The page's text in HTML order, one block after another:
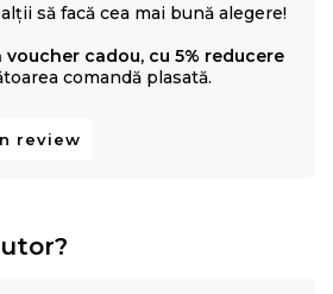
să facă cea mai bună alegere!
cadou, cu 5% reducere
comandă plasată.
review